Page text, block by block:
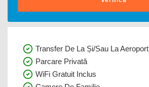
Transfer De La Și/sau La Aeroport
Parcare Privată
WiFi Gratuit Inclus